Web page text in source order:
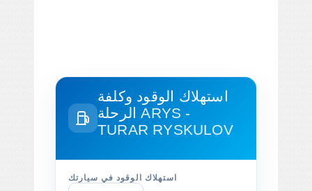
استهلاك الوقود وكلفة
ARYS -
TURAR RYSKULOV
استهلاك الوقود في سيارتك